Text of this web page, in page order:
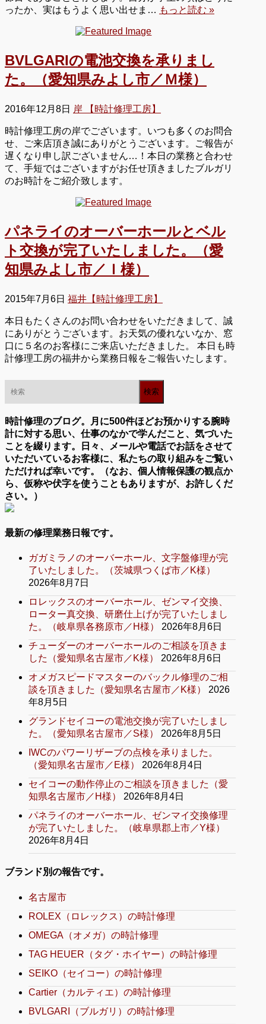
ったか、実はもうよく思い出せま… もっと読む »
BVLGARIの電池交換を承りまし
た。（愛知県みよし市／Ｍ様）
2016年12月8日 岸 【時計修理工房】
時計修理工房の岸でございます。いつも多くのお問合
せ、ご来店頂き誠にありがとうございます。ご報告が
遅くなり申し訳ございません…！本日の業務と合わせ
て、手短ではございますがお任せ頂きましたブルガリ
のお時計をご紹介致します。
パネライのオーバーホールとベル
ト交換が完了いたしました。（愛
知県みよし市／Ｉ様）
2015年7月6日 福井【時計修理工房】
本日もたくさんのお問い合わせをいただきまして、誠
にありがとうございます。お天気の優れないなか、窓
口に５名のお客様にご来店いただきました。 本日も時
計修理工房の福井から業務日報をご報告いたします。
時計修理のブログ。月に500件ほどお預かりする腕時
計に対する思い、仕事のなかで学んだこと、気づいた
ことを綴ります。日々、メールや電話でお話をさせて
いただいているお客様に、私たちの取り組みをご覧い
ただければ幸いです。（なお、個人情報保護の観点か
ら、仮称や伏字を使うこともありますが、お許しくだ
さい。）
最新の修理業務日報です。
ガガミラノのオーバーホール、文字盤修理が完
了いたしました。（茨城県つくば市／K様）
2026年8月7日
ロレックスのオーバーホール、ゼンマイ交換、
ローター真交換、研磨仕上げが完了いたしまし
た。（岐阜県各務原市／H様）
2026年8月6日
チューダーのオーバーホールのご相談を頂きま
した（愛知県名古屋市／K様）
2026年8月6日
オメガスピードマスターのバックル修理のご相
談を頂きました（愛知県名古屋市／K様）
2026
年8月5日
グランドセイコーの電池交換が完了いたしまし
た。（愛知県名古屋市／S様）
2026年8月5日
IWCのパワーリザーブの点検を承りました。
（愛知県名古屋市／E様）
2026年8月4日
セイコーの動作停止のご相談を頂きました（愛
知県名古屋市／H様）
2026年8月4日
パネライのオーバーホール、ゼンマイ交換修理
が完了いたしました。（岐阜県郡上市／Y様）
2026年8月4日
ブランド別の報告です。
名古屋市
ROLEX（ロレックス）の時計修理
OMEGA（オメガ）の時計修理
TAG HEUER（タグ・ホイヤー）の時計修理
SEIKO（セイコー）の時計修理
Cartier（カルティエ）の時計修理
BVLGARI（ブルガリ）の時計修理